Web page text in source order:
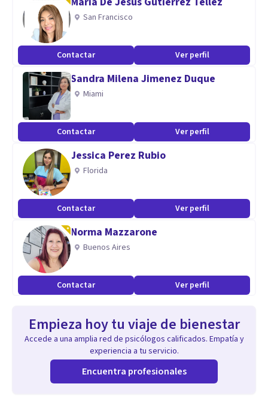
tienes avances positivos y reales que te generen bienestar,
te invito a probar la terapia Dialéctica conductual (DBT).
Sesiones en linea para jóvenes y adultos, terapia individual,
terapias de grupo, coaching de desarrollo personal y
mejoramiento de la autoestima.
Especialidad
Terapia integral + DBT
Resolución de problemas.
Coaching.
Problemas de autoestima, adaptabilidad y relaciones
familiares y personales.
San Francisco
Contactar Ver perfil
Sandra Milena Jimenez Duque
Miami
Contactar Ver perfil
Jessica Perez Rubio
Florida
Contactar Ver perfil
Norma Mazzarone
Buenos Aires
Contactar Ver perfil
Empieza hoy tu viaje de bienestar
Accede a una amplia red de psicólogos calificados. Empatía y
experiencia a tu servicio.
Encuentra profesionales